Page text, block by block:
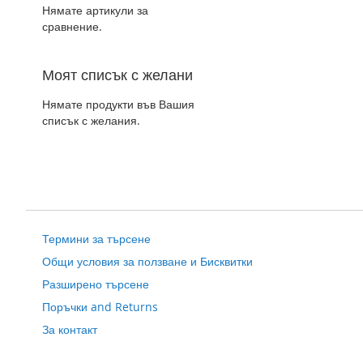
Нямате артикули за
сравнение.
Моят списък с желани
Нямате продукти във Вашия
списък с желания.
Термини за търсене
Общи условия за ползване и Бисквитки
Разширено търсене
Поръчки and Returns
За контакт